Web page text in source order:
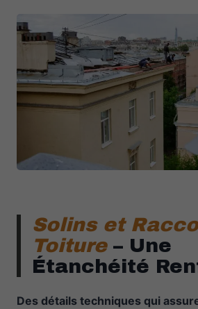
Solins et
Toiture– Une
Étanchéité
Des détails techniques qui